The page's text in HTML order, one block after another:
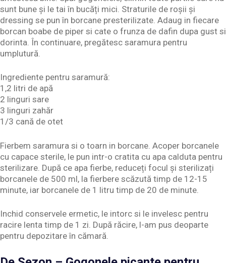
sunt bune și le tai în bucăți mici. Straturile de roșii și
dressing se pun în borcane presterilizate. Adaug in fiecare
borcan boabe de piper si cate o frunza de dafin dupa gust si
dorinta. În continuare, pregătesc saramura pentru
umplutură.
Ingrediente pentru saramură:
1,2 litri de apă
2 linguri sare
3 linguri zahăr
1/3 cană de otet
Fierbem saramura si o toarn in borcane. Acoper borcanele
cu capace sterile, le pun intr-o cratita cu apa calduta pentru
sterilizare. După ce apa fierbe, reduceți focul și sterilizați
borcanele de 500 ml, la fierbere scăzută timp de 12-15
minute, iar borcanele de 1 litru timp de 20 de minute.
Inchid conservele ermetic, le intorc si le invelesc pentru
racire lenta timp de 1 zi. După răcire, l-am pus deoparte
pentru depozitare în cămară.